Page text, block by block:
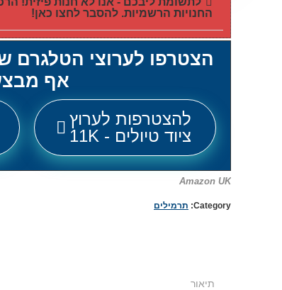
החנויות הרשמיות. להסבר לחצו כאן!
הצטרפו לערוצי הטלגרם
אף
להצטרפות לערוץ
ציוד טיולים - 11K
Amazon UK
Category: תרמילים
תיאור